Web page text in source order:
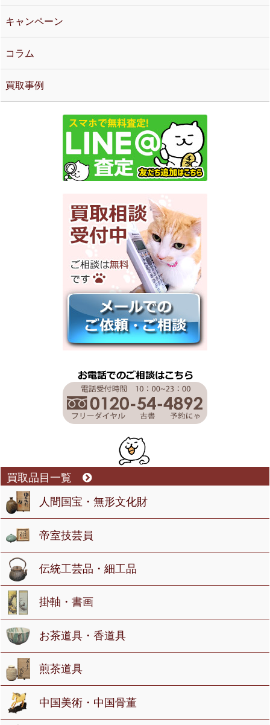
キャンペーン
コラム
買取事例
買取品目一覧
人間国宝・無形文化財
帝室技芸員
伝統工芸品・細工品
掛軸・書画
お茶道具・香道具
煎茶道具
中国美術・中国骨董